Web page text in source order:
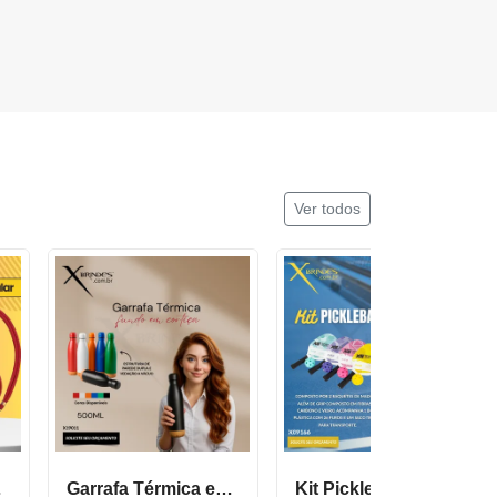
Ver todos
Garrafa Térmica em Inox com Fundo de Cortiça X19011